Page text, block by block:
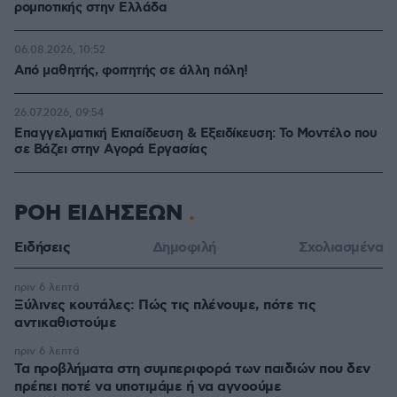
ρομποτικής στην Ελλάδα
Από μαθητής, φοιτητής σε άλλη πόλη!
06.08.2026, 10:52
Επαγγελματική Εκπαίδευση & Εξειδίκευση: Το Mοντέλο που
σε Bάζει στην Aγορά Eργασίας
26.07.2026, 09:54
ΡΟΗ ΕΙΔΗΣΕΩΝ
Ειδήσεις Δημοφιλή Σχολιασμένα
Ξύλινες κουτάλες: Πώς τις πλένουμε, πότε τις
αντικαθιστούμε
πριν 6 λεπτά
Τα προβλήματα στη συμπεριφορά των παιδιών που δεν
πρέπει ποτέ να υποτιμάμε ή να αγνοούμε
πριν 6 λεπτά